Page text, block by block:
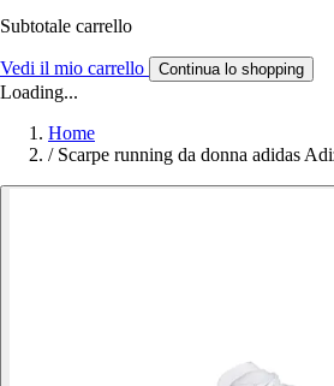
Subtotale carrello
Vedi il mio carrello Continua lo shopping
Loading...
Home
/ Scarpe running da donna adidas